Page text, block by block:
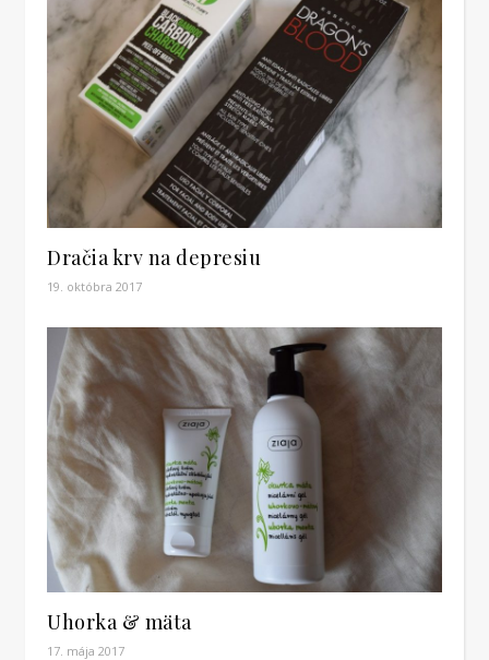
Dračia krv na depresiu
19. októbra 2017
Uhorka & mäta
17. mája 2017